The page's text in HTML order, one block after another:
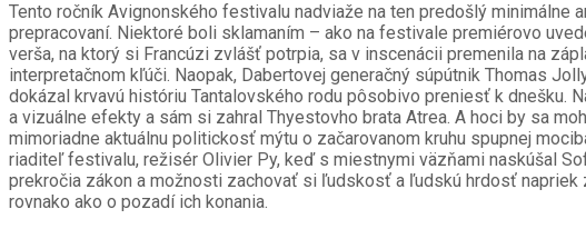
Tento ročník Avignonského festivalu nadviaže na ten predošlý
prepracovaní. Niektoré boli sklamaním – ako na festivale premiérovo
verša, na ktorý si Francúzi zvlášť potrpia, sa v inscenácii premenila na
interpretačnom kľúči. Naopak, Dabertovej generačný súpútnik Thomas
dokázal krvavú históriu Tantalovského rodu pôsobivo preniesť k dnešku.
a vizuálne efekty a sám si zahral Thyestovho brata Atrea. A hoci by sa
mimoriadne aktuálnu politickosť mýtu o začarovanom kruhu spupnej
riaditeľ festivalu, režisér Olivier Py, keď s miestnymi väzňami naskúšal
prekročia zákon a možnosti zachovať si ľudskosť a ľudskú hrdosť
rovnako ako o pozadí ich konania.